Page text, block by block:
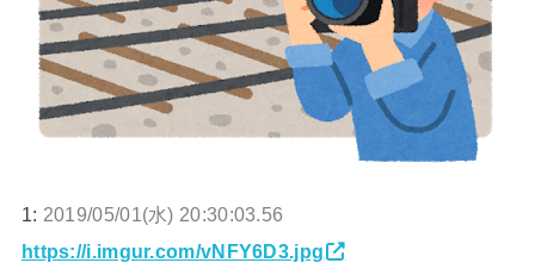
1: 2019/05/01(水) 20:30:03.56
https://i.imgur.com/vNFY6D3.jpg